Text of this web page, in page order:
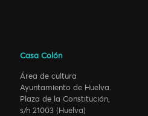
Casa Colón
Área de cultura
Ayuntamiento de Huelva.
Plaza de la Constitución,
s/n 21003 (Huelva)